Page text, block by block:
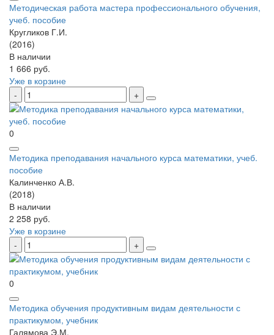
Методическая работа мастера профессионального обучения,
учеб. пособие
Кругликов Г.И.
(2016)
В наличии
1 666 руб.
Уже в корзине
0
Методика преподавания начального курса математики, учеб.
пособие
Калинченко А.В.
(2018)
В наличии
2 258 руб.
Уже в корзине
0
Методика обучения продуктивным видам деятельности с
практикумом, учебник
Галямова Э.М.